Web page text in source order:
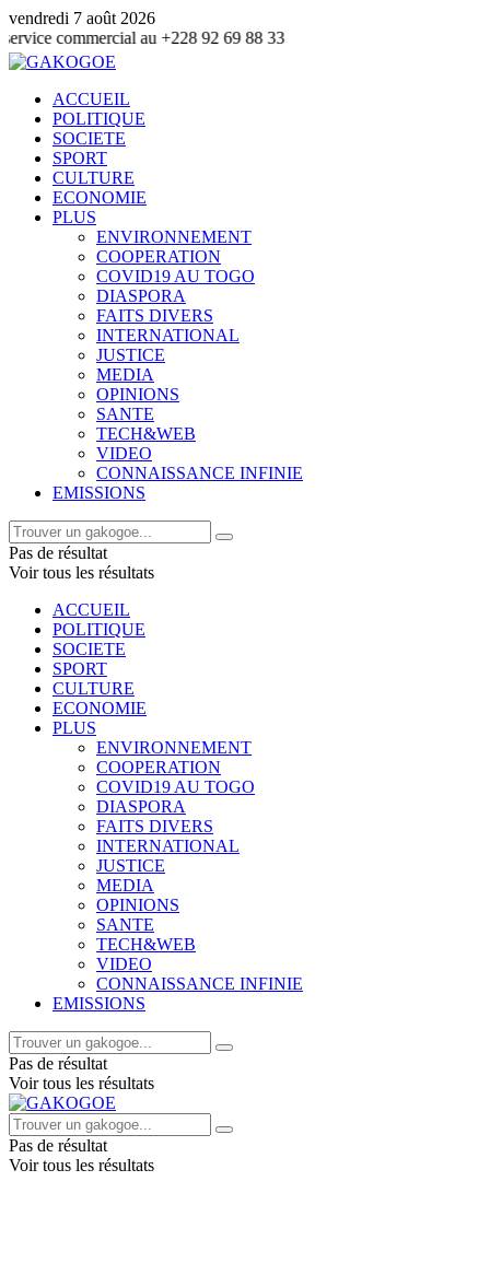
vendredi 7 août 2026
au +228 92 69 88 33
ACCUEIL
POLITIQUE
SOCIETE
SPORT
CULTURE
ECONOMIE
PLUS
ENVIRONNEMENT
COOPERATION
COVID19 AU TOGO
DIASPORA
FAITS DIVERS
INTERNATIONAL
JUSTICE
MEDIA
OPINIONS
SANTE
TECH&WEB
VIDEO
CONNAISSANCE INFINIE
EMISSIONS
Pas de résultat
Voir tous les résultats
ACCUEIL
POLITIQUE
SOCIETE
SPORT
CULTURE
ECONOMIE
PLUS
ENVIRONNEMENT
COOPERATION
COVID19 AU TOGO
DIASPORA
FAITS DIVERS
INTERNATIONAL
JUSTICE
MEDIA
OPINIONS
SANTE
TECH&WEB
VIDEO
CONNAISSANCE INFINIE
EMISSIONS
Pas de résultat
Voir tous les résultats
Pas de résultat
Voir tous les résultats